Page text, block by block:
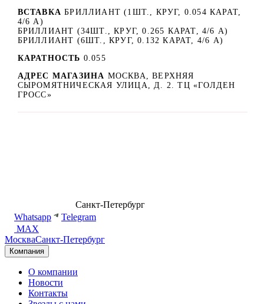
ВСТАВКА БРИЛЛИАНТ (1ШТ., КРУГ, 0.054 КАРАТ,
4/6 А)
БРИЛЛИАНТ (34ШТ., КРУГ, 0.265 КАРАТ, 4/6 А)
БРИЛЛИАНТ (6ШТ., КРУГ, 0.132 КАРАТ, 4/6 А)
КАРАТНОСТЬ 0.055
АДРЕС МАГАЗИНА МОСКВА, ВЕРХНЯЯ
СЫРОМЯТНИЧЕСКАЯ УЛИЦА, Д. 2. ТЦ «ГОЛДЕН
ГРОСС»
Санкт-Петербург
Whatsapp
Telegram
MAX
МоскваСанкт-Петербург
Компания
О компании
Новости
Контакты